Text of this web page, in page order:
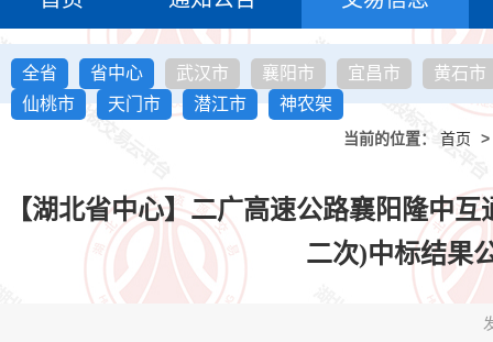
全省 省中心 武汉市 襄阳市 宜昌市
黄石市
仙桃市
天门市 潜江市 神农架
当前的位置： 首页 >
【湖北省中心】二广高速公路襄阳隆中
二次)中标结果